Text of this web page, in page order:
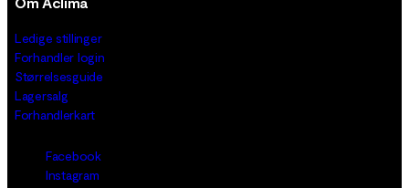
Ledige stillinger
Forhandler login
Størrelsesguide
Lagersalg
Forhandlerkart
Facebook
Instagram